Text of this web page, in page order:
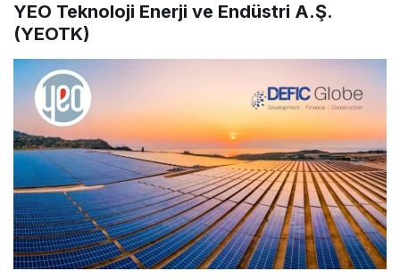
YEO Teknoloji Enerji ve Endüstri A.Ş.
(YEOTK)